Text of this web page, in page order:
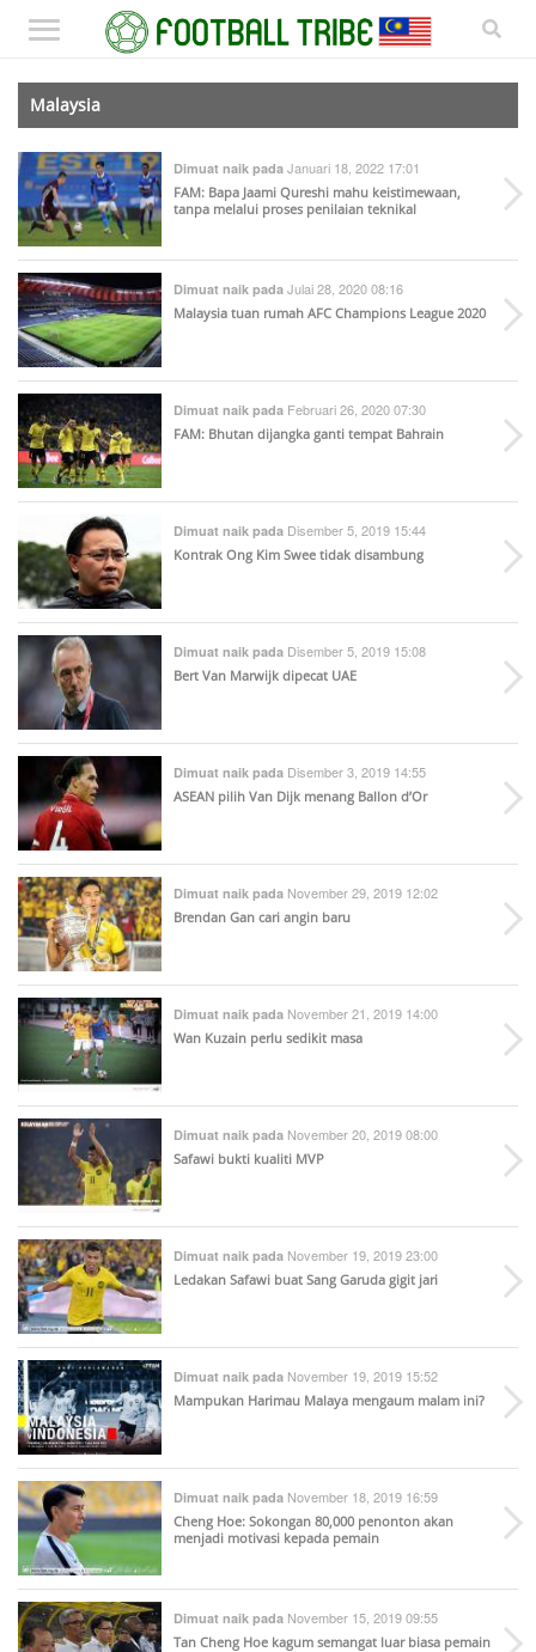
Malaysia
Dimuat naik pada Januari 18, 2022 17:01
FAM: Bapa Jaami Qureshi mahu keistimewaan,
tanpa melalui proses penilaian teknikal
Dimuat naik pada Julai 28, 2020 08:16
Malaysia tuan rumah AFC Champions League 2020
Dimuat naik pada Februari 26, 2020 07:30
FAM: Bhutan dijangka ganti tempat Bahrain
Dimuat naik pada Disember 5, 2019 15:44
Kontrak Ong Kim Swee tidak disambung
Dimuat naik pada Disember 5, 2019 15:08
Bert Van Marwijk dipecat UAE
Dimuat naik pada Disember 3, 2019 14:55
ASEAN pilih Van Dijk menang Ballon d’Or
Dimuat naik pada November 29, 2019 12:02
Brendan Gan cari angin baru
Dimuat naik pada November 21, 2019 14:00
Wan Kuzain perlu sedikit masa
Dimuat naik pada November 20, 2019 08:00
Safawi bukti kualiti MVP
Dimuat naik pada November 19, 2019 23:00
Ledakan Safawi buat Sang Garuda gigit jari
Dimuat naik pada November 19, 2019 15:52
Mampukan Harimau Malaya mengaum malam ini?
Dimuat naik pada November 18, 2019 16:59
Cheng Hoe: Sokongan 80,000 penonton akan
menjadi motivasi kepada pemain
Dimuat naik pada November 15, 2019 09:55
Tan Cheng Hoe kagum semangat luar biasa pemain